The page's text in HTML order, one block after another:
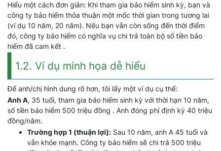
Hiểu một cách đơn giản: Khi tham gia bảo hiểm sinh kỳ, bạn và
công ty bảo hiểm thỏa thuận một mốc thời gian trong tương lai
(ví dụ 10 năm, 20 năm). Nếu bạn vẫn còn sống đến thời điểm
đó, công ty bảo hiểm có nghĩa vụ chi trả toàn bộ số tiền bảo
hiểm đã cam kết .
1.2. Ví dụ minh họa dễ hiểu
Để anh/chị hình dung rõ hơn, tôi lấy một ví dụ cụ thể:
Anh A, 35 tuổi, tham gia bảo hiểm sinh kỳ với thời hạn 10 năm,
số tiền bảo hiểm 500 triệu đồng . Anh đóng phí định kỳ 40 triệu
đồng/năm.
Trường hợp 1 (thuận lợi): Sau 10 năm, anh A 45 tuổi và
vẫn khỏe mạnh. Công ty bảo hiểm sẽ chi trả 500 triệu